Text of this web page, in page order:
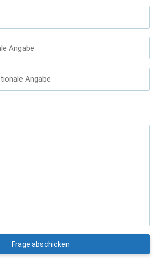
Angabe
Angabe
Frage abschicken